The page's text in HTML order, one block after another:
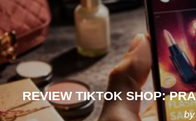
REVIEW TIKTOK SHOP: